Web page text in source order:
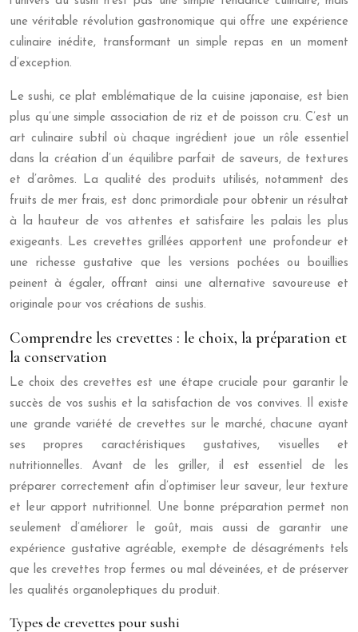
une véritable révolution gastronomique qui offre une expérience
culinaire inédite, transformant un simple repas en un moment
d’exception.
Le sushi, ce plat emblématique de la cuisine japonaise, est bien
plus qu’une simple association de riz et de poisson cru. C’est un
art culinaire subtil où chaque ingrédient joue un rôle essentiel
dans la création d’un équilibre parfait de saveurs, de textures
et d’arômes. La qualité des produits utilisés, notamment des
fruits de mer frais, est donc primordiale pour obtenir un résultat
à la hauteur de vos attentes et satisfaire les palais les plus
exigeants. Les crevettes grillées apportent une profondeur et
une richesse gustative que les versions pochées ou bouillies
peinent à égaler, offrant ainsi une alternative savoureuse et
originale pour vos créations de sushis.
Comprendre les crevettes : le choix, la préparation et
la conservation
Le choix des crevettes est une étape cruciale pour garantir le
succès de vos sushis et la satisfaction de vos convives. Il existe
une grande variété de crevettes sur le marché, chacune ayant
ses propres caractéristiques gustatives, visuelles et
nutritionnelles. Avant de les griller, il est essentiel de les
préparer correctement afin d’optimiser leur saveur, leur texture
et leur apport nutritionnel. Une bonne préparation permet non
seulement d’améliorer le goût, mais aussi de garantir une
expérience gustative agréable, exempte de désagréments tels
que les crevettes trop fermes ou mal déveinées, et de préserver
les qualités organoleptiques du produit.
Types de crevettes pour sushi